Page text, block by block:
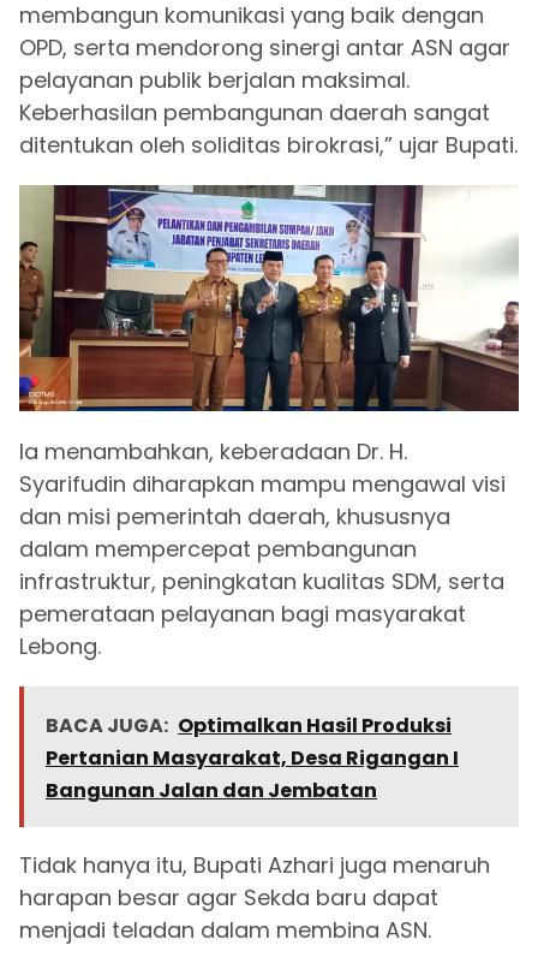
membangun komunikasi yang baik dengan
OPD, serta mendorong sinergi antar ASN agar
pelayanan publik berjalan maksimal.
Keberhasilan pembangunan daerah sangat
ditentukan oleh soliditas birokrasi,” ujar Bupati.
Ia menambahkan, keberadaan Dr. H.
Syarifudin diharapkan mampu mengawal visi
dan misi pemerintah daerah, khususnya
dalam mempercepat pembangunan
infrastruktur, peningkatan kualitas SDM, serta
pemerataan pelayanan bagi masyarakat
Lebong.
BACA JUGA: Optimalkan Hasil Produksi
Pertanian Masyarakat, Desa Rigangan I
Bangunan Jalan dan Jembatan
Tidak hanya itu, Bupati Azhari juga menaruh
harapan besar agar Sekda baru dapat
menjadi teladan dalam membina ASN.